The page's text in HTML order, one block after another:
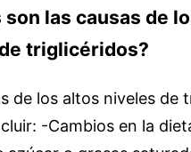
son las causas de
triglicéridos?
de los altos niveles de
-Cambios en la